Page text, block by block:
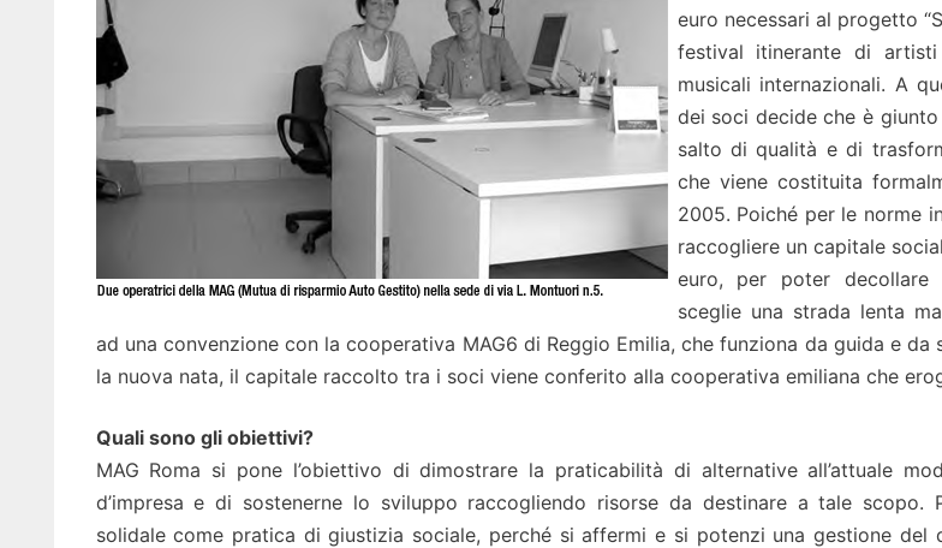
euro necessari al progetto
festival itinerante di
musicali internazionali. A
dei soci decide che è
salto di qualità e di
che viene costituita
2005. Poiché per le norme
raccogliere un capitale
euro, per poter
sceglie una strada lenta
ad una convenzione con la cooperativa MAG6 di Reggio Emilia, che funziona da guida e
la nuova nata, il capitale raccolto tra i soci viene conferito alla cooperativa emiliana che
Quali sono gli obiettivi?
MAG Roma si pone l’obiettivo di dimostrare la praticabilità di alternative all’attuale
d’impresa e di sostenerne lo sviluppo raccogliendo risorse da destinare a tale scopo.
solidale come pratica di giustizia sociale, perché si affermi e si potenzi una gestione del